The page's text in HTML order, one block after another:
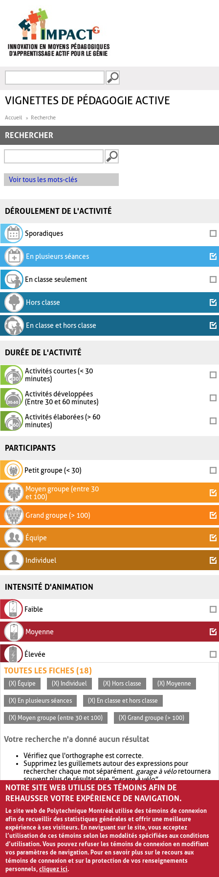
FORMULAIRE DE
VIGNETTES DE PÉDAGOGIE ACTIVE
Accueil Recherche
RECHERCHER
Voir tous les mots-clés
DÉROULEMENT DE L'ACTIVITÉ
Sporadiques
En plusieurs séances
En classe seulement
Hors classe
En classe et hors classe
DURÉE DE L'ACTIVITÉ
Activités courtes (< 30
minutes)
Activités développées
(Entre 30 et 60 minutes)
Activités élaborées (> 60
minutes)
PARTICIPANTS
Petit groupe (< 30)
Moyen groupe (entre 30
et 100)
Grand groupe (> 100)
Équipe
Individuel
INTENSITÉ D'ANIMATION
Faible
Moyenne
Élevée
TOUTES LES FICHES (18)
(X) Équipe (X) Individuel (X) Hors classe (X) Moyenne
(X) En plusieurs séances (X) En classe et hors classe
(X) Moyen groupe (entre 30 et 100) (X) Grand groupe (> 100)
Votre recherche n'a donné aucun résultat
Vérifiez que l'orthographe est correcte.
Supprimez les guillemets autour des expressions pour
rechercher chaque mot séparément. garage à véloretournera
souvent plus de résultat que"garage à vélo".
Envisagez d'élargir votre recherche avec OR.garage OR vélo
retournera souvent plus de résultat quegarage à vélo
NOTRE SITE WEB UTILISE DES TÉMOINS AFIN DE
REHAUSSER VOTRE EXPÉRIENCE DE NAVIGATION.
Le site web de Polytechnique Montréal utilise des témoins de connexion
afin de recueillir des statistiques générales et offrir une meilleure
expérience à ses visiteurs. En naviguant sur le site, vous acceptez
l’utilisation de ces témoins selon les modalités spécifiées aux conditions
d’utilisation. Vous pouvez refuser les témoins de connexion en modifiant
vos paramètres de navigation. Pour en savoir plus sur le recours aux
témoins de connexion et sur la protection de vos renseignements
personnels,cliquez ici.